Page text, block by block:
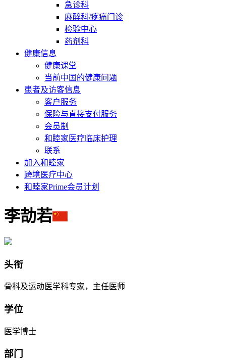
急诊科
麻醉科/疼痛门诊
检验中心
药剂科
健康信息
健康课堂
当前中国的健康问题
患者及访客信息
客户服务
保险与直接支付服务
会员制
和睦家医疗临床护理
联系
加入和睦家
跨境医疗中心
和睦家Prime会员计划
李劼若
头衔
骨科及运动医学科专家，主任医师
学位
医学博士
部门